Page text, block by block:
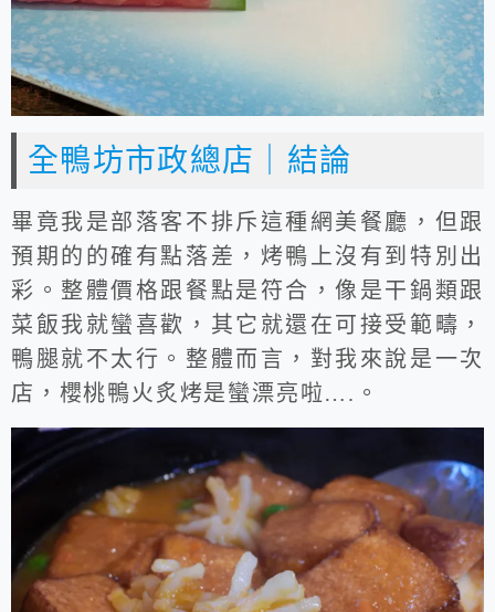
全鴨坊市政總店｜結論
畢竟我是部落客不排斥這種網美餐廳，但跟
預期的的確有點落差，烤鴨上沒有到特別出
彩。整體價格跟餐點是符合，像是干鍋類跟
菜飯我就蠻喜歡，其它就還在可接受範疇，
鴨腿就不太行。整體而言，對我來說是一次
店，櫻桃鴨火炙烤是蠻漂亮啦….。